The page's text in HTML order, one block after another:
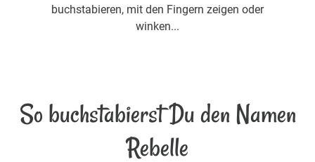
buchstabieren, mit den Fingern zeigen oder
winken...
So buchstabierst Du den Namen
Rebelle